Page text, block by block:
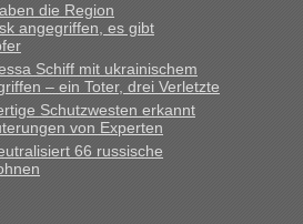
• Re: An welchem
Polen und der Ukraine geht es am
vor der Grenze Richtung Polen
Abfertigung ging dann
mit EU-Pass dabei waren“
die Region
angegriffen, es gibt
Schiff mit ukrainischem
– ein Toter, drei Verletzte
Schutzwesten erkannt
von Experten
66 russische